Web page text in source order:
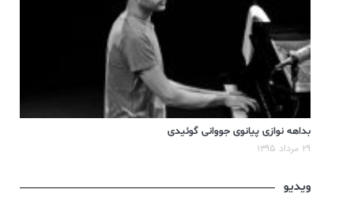
بداهه نوازی پیانوی جووانی گوئیدی
۲۹ مرداد ۱۳۹۵
ویدیو